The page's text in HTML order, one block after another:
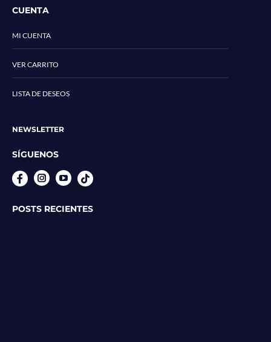
CUENTA
MI CUENTA
VER CARRITO
LISTA DE DESEOS
NEWSLETTER
SÍGUENOS
InstagramYouTube
POSTS RECIENTES